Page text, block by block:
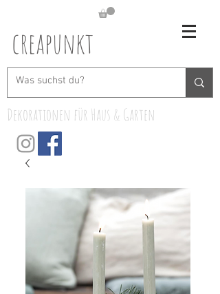
creapunkt
Dekorationen für Haus & Garten